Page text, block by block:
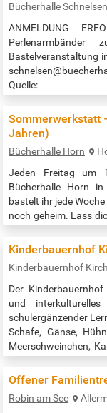
Bücherhalle Schnelsen
ANMELDUNG
Bastelveranstaltung
Quelle: https://
Sommerwerkstatt
Jahren)
Bücherhalle Horn
Jeden Freitag um
Bücherhalle Horn
bastelt ihr jede
noch geheim. Lass
Fantasie.
Kinderbauernhof
Kinderbauernhof
Der
und
schulergän­zender
Schafe, Gänse,
Meerschweinchen,
Eintritt für
Offener
Robin am See